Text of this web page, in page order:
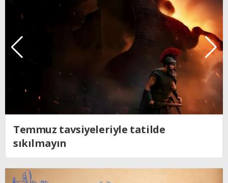
Kendine dönen adam; Nolan´ın
Odysseus´u